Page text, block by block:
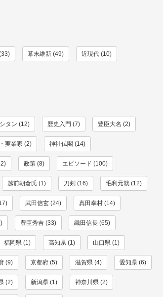
幕末維新 (49) 近現代 (10)
タン (12) 歴史入門 (7) 豊臣大名 (2)
実業家 (2) 神社仏閣 (14)
政策 (8) エピソード (100)
越前朝倉氏 (1) 刀剣 (16) 毛利元就 (12)
武田信玄 (24) 真田幸村 (14)
豊臣秀吉 (33) 織田信長 (65)
福岡県 (1) 高知県 (1) 山口県 (1)
(9) 京都府 (5) 滋賀県 (4) 愛知県 (6)
(2) 新潟県 (1) 神奈川県 (2)